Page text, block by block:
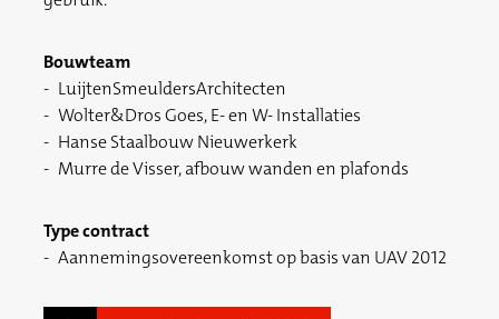
Bouwteam
LuijtenSmeuldersArchitecten
Wolter&Dros Goes, E- en W- Installaties
Hanse Staalbouw Nieuwerkerk
Murre de Visser, afbouw wanden en plafonds
Type contract
Aannemingsovereenkomst op basis van UAV 2012